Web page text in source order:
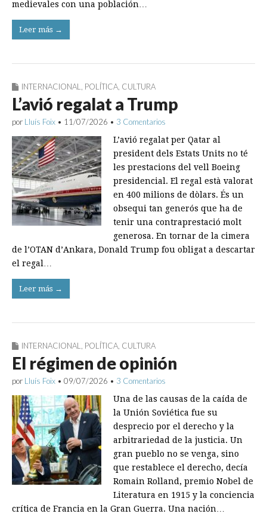
medievales con una población…
Leer más →
INTERNACIONAL POLÍTICA CULTURA
L’avió regalat a Trump
por Lluís Foix • 11/07/2026 • 3 Comentarios
L’avió regalat per Qatar al
president dels Estats Units no té
les prestacions del vell Boeing
presidencial. El regal està valorat
en 400 milions de dòlars. És un
obsequi tan generós que ha de
tenir una contraprestació molt
generosa. En tornar de la cimera
de l’OTAN d’Ankara, Donald Trump fou obligat a descartar
el regal…
Leer más →
INTERNACIONAL POLÍTICA CULTURA
El régimen de opinión
por Lluís Foix • 09/07/2026 • 3 Comentarios
Una de las causas de la caída de
la Unión Soviética fue su
desprecio por el derecho y la
arbitrariedad de la justicia. Un
gran pueblo no se venga, sino
que restablece el derecho, decía
Romain Rolland, premio Nobel de
Literatura en 1915 y la conciencia
crítica de Francia en la Gran Guerra. Una nación…